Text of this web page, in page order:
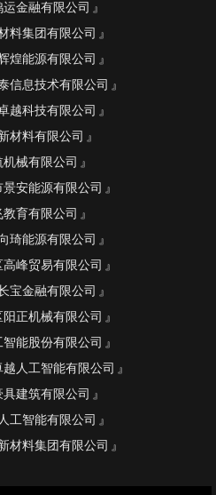
金融有限公司
料集团有限公司
煌能源有限公司
信息技术有限公司
越科技有限公司
材料有限公司
械有限公司
安能源有限公司
育有限公司
琦能源有限公司
峰贸易有限公司
宝金融有限公司
正机械有限公司
能股份有限公司
人工智能有限公司
建筑有限公司
工智能有限公司
材料集团有限公司